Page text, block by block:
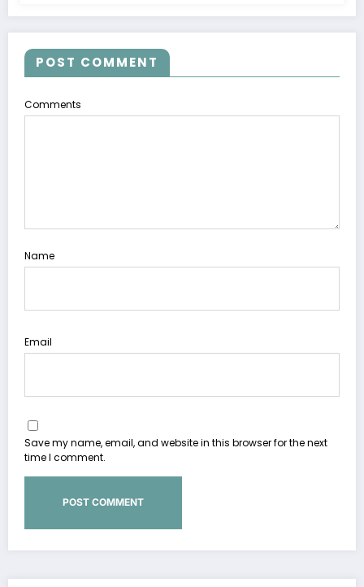
POST COMMENT
Comments
Name
Email
Save my name, email, and website in this browser for the next
time I comment.